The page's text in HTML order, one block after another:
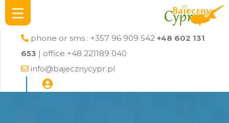
phone or sms : +357 96 909 542 +48 602 131
653 | office +48 221189 040
info@bajecznycypr.pl